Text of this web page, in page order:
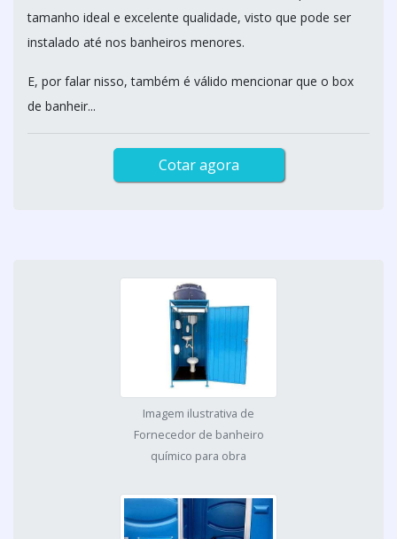
tamanho ideal e excelente qualidade, visto que pode ser
instalado até nos banheiros menores.
E, por falar nisso, também é válido mencionar que o box
de banheir...
Cotar agora
Imagem ilustrativa de
Fornecedor de banheiro
químico para obra